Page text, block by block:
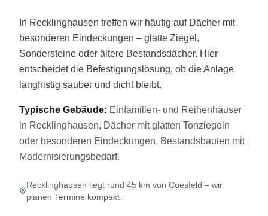
In Recklinghausen treffen wir häufig auf Dächer mit
besonderen Eindeckungen – glatte Ziegel,
Sondersteine oder ältere Bestandsdächer. Hier
entscheidet die Befestigungslösung, ob die Anlage
langfristig sauber und dicht bleibt.
Typische Gebäude: Einfamilien- und Reihenhäuser
in Recklinghausen, Dächer mit glatten Tonziegeln
oder besonderen Eindeckungen, Bestandsbauten mit
Modernisierungsbedarf.
Recklinghausen liegt rund 45 km von Coesfeld – wir
planen Termine kompakt.